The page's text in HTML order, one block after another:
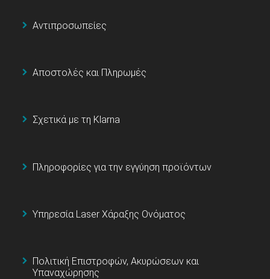
Αντιπροσωπείες
Αποστολές και Πληρωμές
Σχετικά με τη Klarna
Πληροφορίες για την εγγύηση προϊόντων
Υπηρεσία Laser Χάραξης Ονόματος
Πολιτική Επιστροφών, Ακυρώσεων και
Υπαναχώρησης